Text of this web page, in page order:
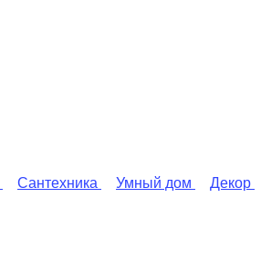
Сантехника Умный дом Декор